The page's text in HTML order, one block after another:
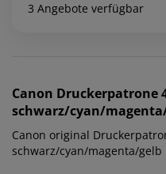
3 Angebote verfügbar
Canon Druckerpatrone
schwarz/cyan/
Canon original
schwarz/cyan/magenta/gelb